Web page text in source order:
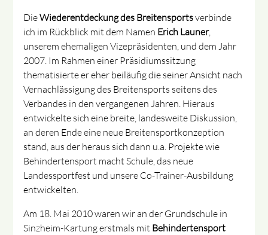
DieWiederentdeckung des Breitensportsverbinde
ich im Rückblick mit dem Namen Erich Launer,
unserem ehemaligen Vizepräsidenten, und dem Jahr
2007. Im Rahmen einer Präsidiumssitzung
thematisierte er eher beiläufig die seiner Ansicht nach
Vernachlässigung des Breitensports seitens des
Verbandes in den vergangenen Jahren. Hieraus
entwickelte sich eine breite, landesweite Diskussion,
an deren Ende eine neue Breitensportkonzeption
stand, aus der heraus sich dann u.a. Projekte wie
Behindertensport macht Schule, das neue
Landessportfest und unsere Co-Trainer-Ausbildung
entwickelten.
Am 18. Mai 2010 waren wir an der Grundschule in
Sinzheim-Kartung erstmals mit Behindertensport